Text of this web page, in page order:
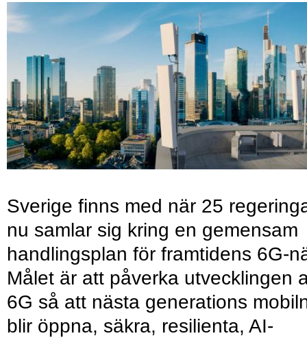
Sverige finns med när 25
nu samlar sig kring en gemensam
handlingsplan för framtidens 6G-
Målet är att påverka utvecklingen
6G så att nästa generations
blir öppna, säkra, resilienta, AI-